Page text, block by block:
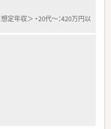
定年収＞ ・20代～：420万円以